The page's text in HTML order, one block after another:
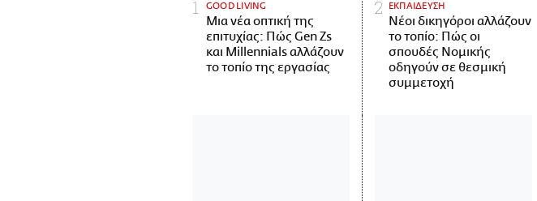
GOOD LIVING
Μια νέα οπτική της
επιτυχίας: Πώς Gen Zs
και Millennials αλλάζουν
το τοπίο της εργασίας
ΕΚΠΑΙΔΕΥΣΗ
Νέοι δικηγόροι αλλάζουν
το τοπίο: Πώς οι
σπουδές Νομικής
οδηγούν σε θεσμική
συμμετοχή